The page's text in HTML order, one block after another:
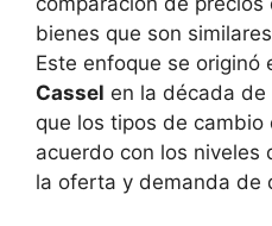
bienes que son
Este enfoque se originó
Cassel en la década
que los tipos de
acuerdo con los niveles
la oferta y demanda de